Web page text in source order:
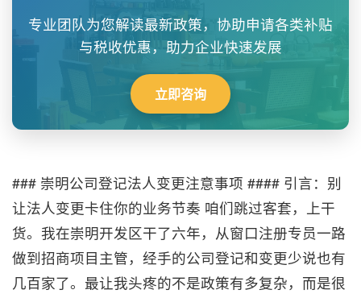
专业团队为您解读最新政策，协助申请各类补贴
与税收优惠，助力企业快速发展
立即咨询
### 崇明公司登记法人变更注意事项 #### 引言：别
让法人变更卡住你的业务节奏 咱们跳过客套，上干
货。我在崇明开发区干了六年，从窗口注册专员一路
做到招商项目主管，经手的公司登记和变更少说也有
几百家了。最让我头疼的不是政策有多复杂，而是很